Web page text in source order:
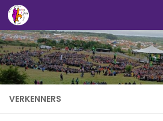
Doorgaan naar inhoud
VERKENNERS